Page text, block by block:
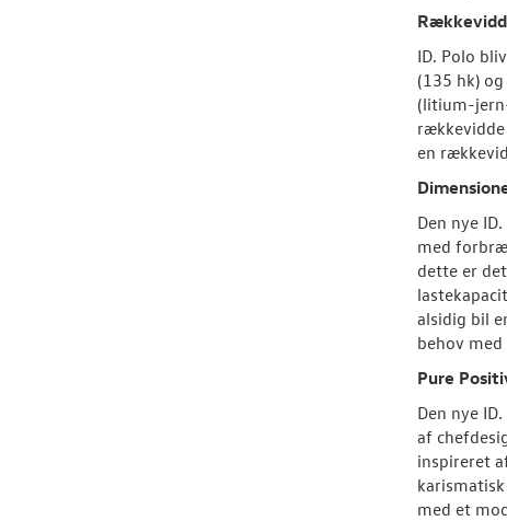
ID. Polo
(135 hk)
(litium-
en
Den nye
med
dette er
alsidig bil
behov
Pure
Den nye
af
inspireret
med et